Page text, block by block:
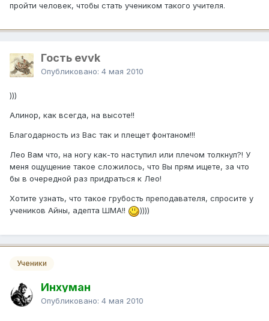
пройти человек, чтобы стать учеником такого учителя.
Гость evvk
Опубликовано: 4 мая 2010
)))
Алинор, как всегда, на высоте!!
Благодарность из Вас так и плещет фонтаном!!!
Лео Вам что, на ногу как-то наступил или плечом толкнул?! У
меня ощущение такое сложилось, что Вы прям ищете, за что
бы в очередной раз придраться к Лео!
Хотите узнать, что такое грубость преподавателя, спросите у
учеников Айны, адепта ШМА!!
))))
Ученики
Инхуман
Опубликовано: 4 мая 2010